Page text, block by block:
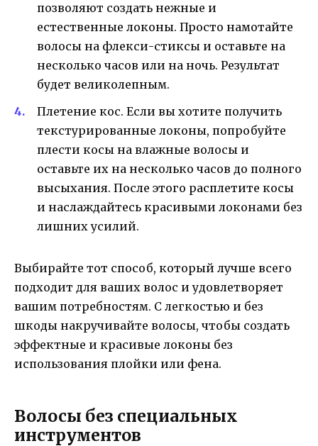
позволяют создать нежные и
естественные локоны. Просто намотайте
волосы на флекси-стиксы и оставьте на
несколько часов или на ночь. Результат
будет великолепным.
Плетение кос. Если вы хотите получить
текстурированные локоны, попробуйте
плести косы на влажные волосы и
оставьте их на несколько часов до полного
высыхания. После этого расплетите косы
и наслаждайтесь красивыми локонами без
лишних усилий.
Выбирайте тот способ, который лучше всего
подходит для ваших волос и удовлетворяет
вашим потребностям. С легкостью и без
шкоды накручивайте волосы, чтобы создать
эффектные и красивые локоны без
использования плойки или фена.
Волосы без специальных
инструментов